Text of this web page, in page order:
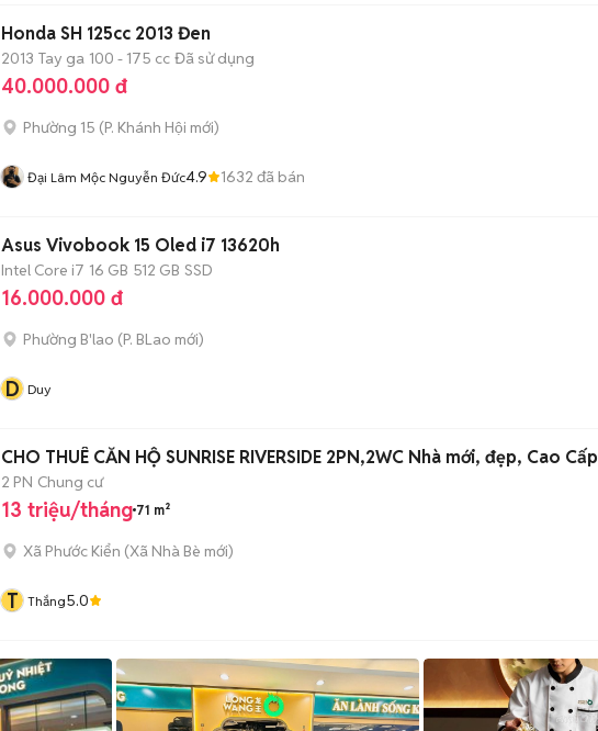
Honda SH 125cc 2013 Đen
2013 Tay ga 100 - 175 cc Đã sử dụng
40.000.000 đ
Phường 15 (P. Khánh Hội mới)
Đại Lâm Mộc Nguyễn Đức4.9 1632 đã bán
Asus Vivobook 15 Oled i7 13620h
Intel Core i7 16 GB 512 GB SSD
16.000.000 đ
Phường B'lao (P. BLao mới)
D Duy
CHO THUÊ CĂN HỘ SUNRISE RIVERSIDE 2PN,2WC Nhà mới, đẹp, Cao Cấp
2 PN Chung cư
13 triệu/tháng 71 m²
Xã Phước Kiển (Xã Nhà Bè mới)
T Thắng5.0